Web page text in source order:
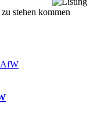
stehen kommen
AfW